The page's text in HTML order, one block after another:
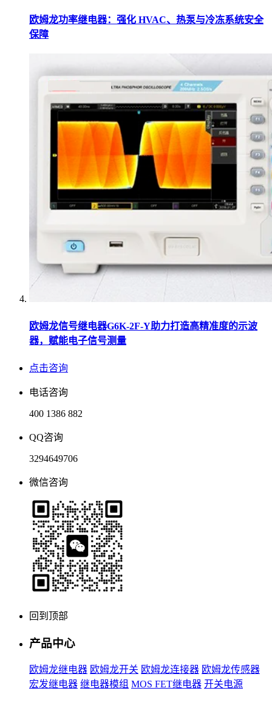
欧姆龙功率继电器：强化 HVAC、热泵与冷冻系统安全
保障
欧姆龙信号继电器G6K-2F-Y助力打造高精准度的示波
器，赋能电子信号测量
点击咨询
电话咨询
400 1386 882
QQ咨询
3294649706
微信咨询
回到顶部
产品中心
欧姆龙继电器 欧姆龙开关 欧姆龙连接器 欧姆龙传感器
宏发继电器 继电器模组 MOS FET继电器 开关电源